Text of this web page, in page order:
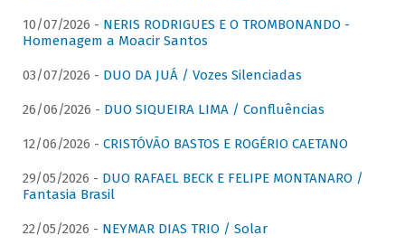
10/07/2026 - NERIS RODRIGUES E O TROMBONANDO -
Homenagem a Moacir Santos
03/07/2026 - DUO DA JUÁ / Vozes Silenciadas
26/06/2026 - DUO SIQUEIRA LIMA / Confluências
12/06/2026 - CRISTÓVÃO BASTOS E ROGÉRIO CAETANO
29/05/2026 - DUO RAFAEL BECK E FELIPE MONTANARO /
Fantasia Brasil
22/05/2026 - NEYMAR DIAS TRIO / Solar